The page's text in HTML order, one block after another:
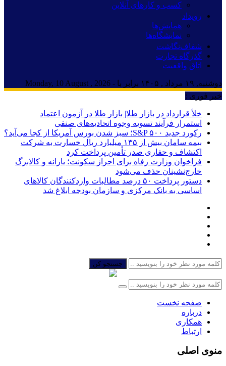
کسب و کارهای آنلاین
رویداد
همایش‌ها
نمایشگاه‌ها
شفاف‌نگاشت
گذرگاه تجارت
اتاق واقعیت
دوشنبه, ۱۹ مرداد , ۱۴۰۵ برابر با - Monday, 10 August , 2026
خبر فوری :
خلأ قرارداد در بازار طلا| بازار طلا در آزمون اعتماد
استمرار فرآیند تسویه وجوه اتحادیه‌های صنفی
رکورد جدید S&P ۵۰۰؛ سبز شدن بورس آمریکا از کجا می‌آید؟
بیمه سامان بیش از ۱۳۵ میلیارد ریال خسارت به شرکت
اکتشاف و حفاری صدر تأمین پرداخت کرد
فراخوان وزارت رفاه برای احراز سکونت؛ یارانه و کالابرگ
خارج‌نشینان حذف می‌شود
دستور پرداخت ۵۰ درصد مطالبات واردکنندگان کالاهای
اساسی به بانک مرکزی و سازمان بودجه ابلاغ شد
جستجو کن
صفحه نخست
درباره
همکاری
ارتباط
منوی اصلی